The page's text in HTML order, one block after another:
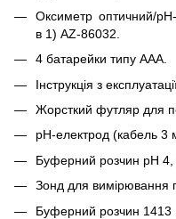
Оксиметр оптичний/
в 1) AZ-86032.
4 батарейки типу ААА.
Інструкція з
Жорсткий футляр для
pH-електрод (кабель 3
Буферний розчин рН 4,
Зонд для вимірювання
Буферний розчин 1413